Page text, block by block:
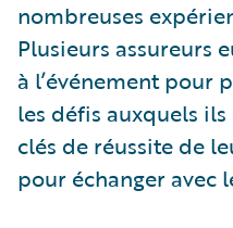
nombreuses
Plusieurs assureurs
à l’événement pour
les défis auxquels
clés de réussite de
pour échanger avec